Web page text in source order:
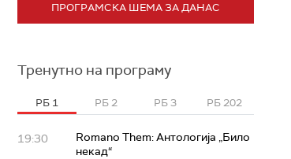
ПРОГРАМСКА ШЕМА ЗА ДАНАС
Тренутно на програму
РБ 1 РБ 2 РБ 3 РБ 202
19:30
Romano Them: Антологија „Било
некад“